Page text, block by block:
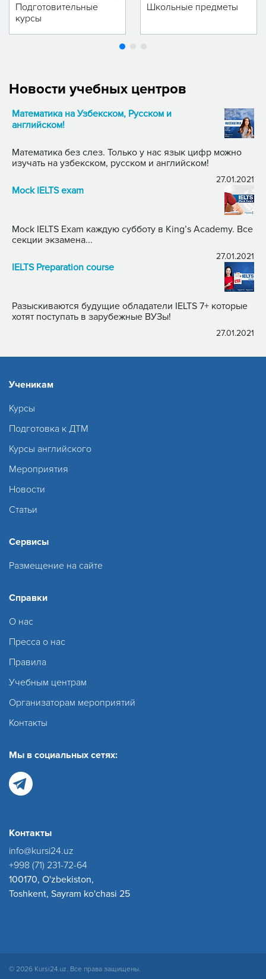
Подготовительные
курсы
Школьные предметы
Новости учебных центров
Математика на Узбекском, Русском и
английском!
Математика без слез. Только у нас язык цифр можно
изучать на узбекском, русском и английском!
27.01.2021
Mock IELTS exam
Mock IELTS Exam каждую субботу в King’s Academy. Все
секции экзамена...
27.01.2021
IELTS Preparation course
Разыскиваются будущие обладатели IELTS 7+ которые
хотят поступать в зарубежные ВУЗы!
27.01.2021
Ученикам
Курсы
Подготовка к ДТМ
Курсы английского
Мероприятия
Новости
Статьи
Сервисы
Размещение на сайте
Справки
О нас
Пресса о нас
Правила
Учебным центрам
Организаторам мероприятий
Контакты
Мы в социальных сетях:
Контакты
info@kursi24.uz
+998 (71) 231-72-64
100170, O'zbekiston,
Toshkent, Sayram ko'chasi 25
© 2026 Kursi24.uz. Все права защищены.